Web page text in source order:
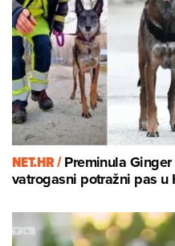
NET.HR /Preminula
vatrogasni potražni pas u